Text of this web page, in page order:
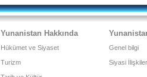
Yunanistan Hakkında
Hükümet ve Siyaset
Turizm
Genel bilgi
Siyasi İlişkiler